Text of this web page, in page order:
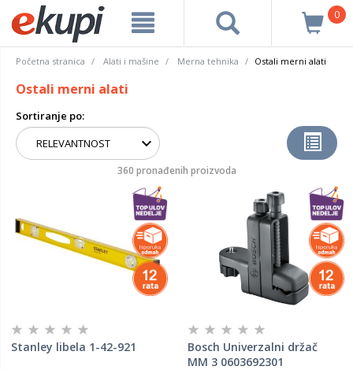
0
Početna stranica Alati i mašine Merna tehnika Ostali merni alati
Ostali merni alati
Sortiranje po:
360 pronađenih proizvoda
Stanley libela 1-42-921
Bosch Univerzalni držač
MM 3 0603692301